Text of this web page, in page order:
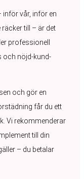
inför vår, inför en
till – är det
professionell
och nöjd-kund-
och gör en
får du ett
Vi rekommenderar
till din
– du betalar